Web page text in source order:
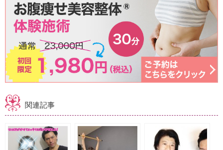
関連記事